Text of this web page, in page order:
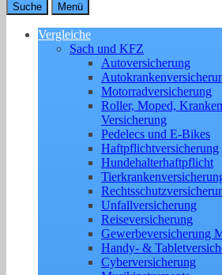
Suche Menü
Vergleiche
Sach und KFZ
Autoversicherung
Motorradversicherung
Roller, Moped,
Versicherung
Pedelecs und E-Bikes
Haftpflichtversicherung
Hundehalterhaftpflicht
Unfallversicherung
Reiseversicherung
Gewerbeversicherung
Handy- &
Cyberversicherung